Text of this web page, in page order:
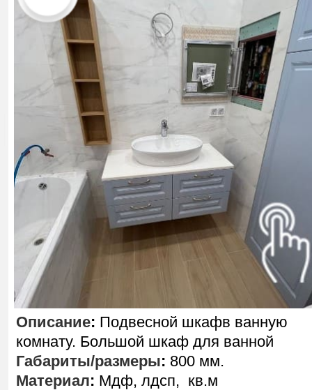
Описание: Подвесной шкафв ванную
комнату. Большой шкаф для ванной
Габариты/размеры: 800 мм.
Материал: Мдф, лдсп, кв.м